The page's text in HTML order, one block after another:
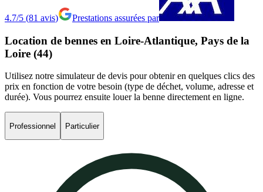
4.7/5 (81 avis) Prestations assurées par
Location de bennes en Loire-Atlantique, Pays de la
Loire (44)
Utilisez notre simulateur de devis pour obtenir en quelques clics des
prix en fonction de votre besoin (type de déchet, volume, adresse et
durée). Vous pourrez ensuite louer la benne directement en ligne.
Professionnel Particulier